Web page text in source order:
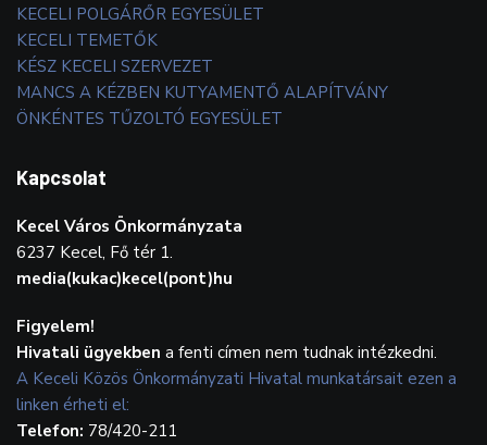
KECELI POLGÁRŐR EGYESÜLET
KECELI TEMETŐK
KÉSZ KECELI SZERVEZET
MANCS A KÉZBEN KUTYAMENTŐ ALAPÍTVÁNY
ÖNKÉNTES TŰZOLTÓ EGYESÜLET
Kapcsolat
Kecel Város Önkormányzata
6237 Kecel, Fő tér 1.
media(kukac)kecel(pont)hu
Figyelem!
Hivatali ügyekben a fenti címen nem tudnak intézkedni.
A Keceli Közös Önkormányzati Hivatal munkatársait ezen a
linken érheti el:
Telefon: 78/420-211